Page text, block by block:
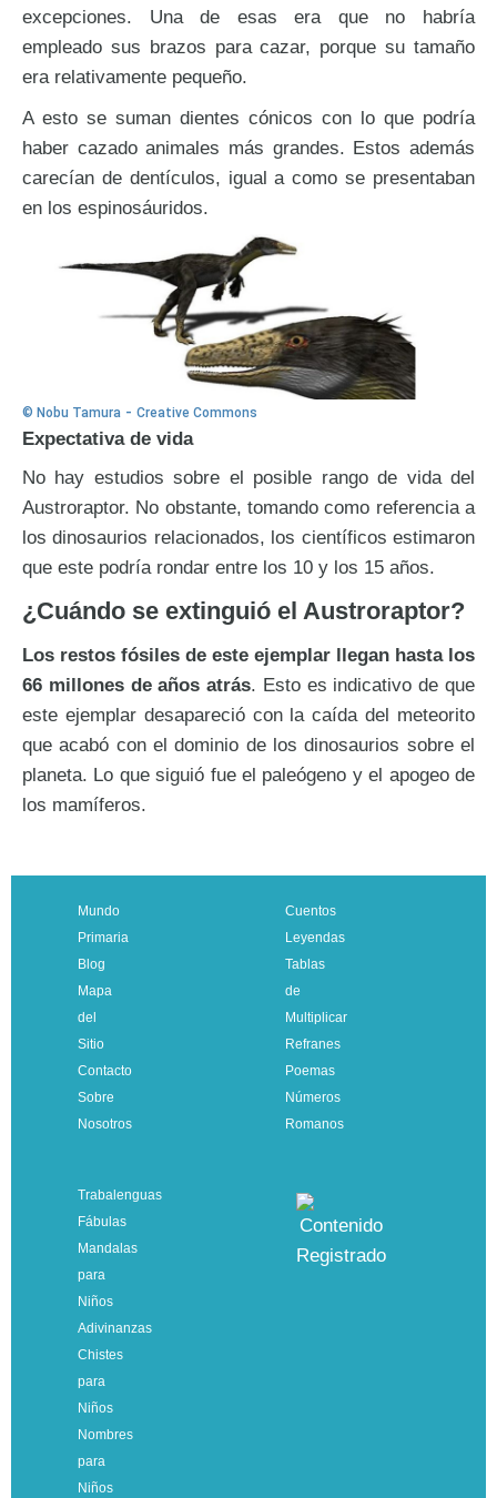
excepciones. Una de esas era que no habría
empleado sus brazos para cazar, porque su tamaño
era relativamente pequeño.
A esto se suman dientes cónicos con lo que podría
haber cazado animales más grandes. Estos además
carecían de dentículos, igual a como se presentaban
en los espinosáuridos.
© Nobu Tamura - Creative Commons
Expectativa de vida
No hay estudios sobre el posible rango de vida del
Austroraptor. No obstante, tomando como referencia a
los dinosaurios relacionados, los científicos estimaron
que este podría rondar entre los 10 y los 15 años.
¿Cuándo se extinguió el Austroraptor?
Los restos fósiles de este ejemplar llegan hasta los
66 millones de años atrás. Esto es indicativo de que
este ejemplar desapareció con la caída del meteorito
que acabó con el dominio de los dinosaurios sobre el
planeta. Lo que siguió fue el paleógeno y el apogeo de
los mamíferos.
Mundo
Primaria
Blog
Mapa
del
Sitio
Contacto
Sobre
Nosotros
Cuentos
Leyendas
Tablas
de
Multiplicar
Refranes
Poemas
Números
Romanos
Trabalenguas
Fábulas
Mandalas
para
Niños
Adivinanzas
Chistes
para
Niños
Nombres
para
Niños